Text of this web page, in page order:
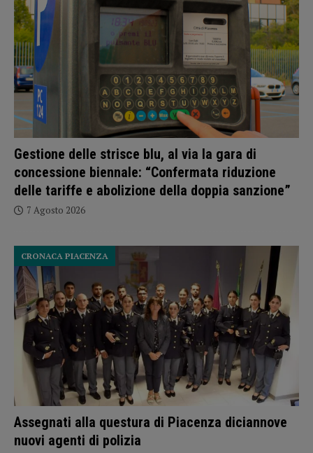
Gestione delle strisce blu, al via la gara di
concessione biennale: “Confermata riduzione
delle tariffe e abolizione della doppia sanzione”
7 Agosto 2026
Assegnati alla questura di Piacenza diciannove
nuovi agenti di polizia
CRONACA PIACENZA